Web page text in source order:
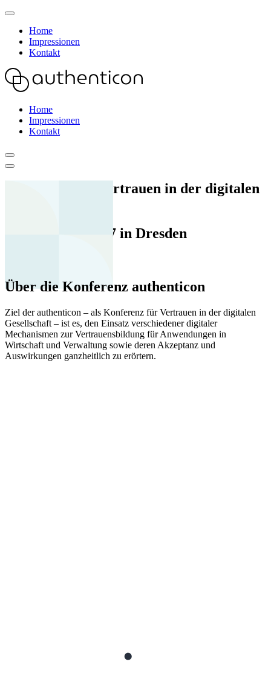
Home
Impressionen
Kontakt
Home
Impressionen
Kontakt
Konferenz für Vertrauen in der digitalen
10.-11. März 2027 in Dresden
Über die Konferenz authenticon
Ziel der authenticon – als Konferenz für Vertrauen in der digitalen
Gesellschaft – ist es, den Einsatz verschiedener digitaler
Mechanismen zur Vertrauensbildung für Anwendungen in
Wirtschaft und Verwaltung sowie deren Akzeptanz und
Auswirkungen ganzheitlich zu erörtern.